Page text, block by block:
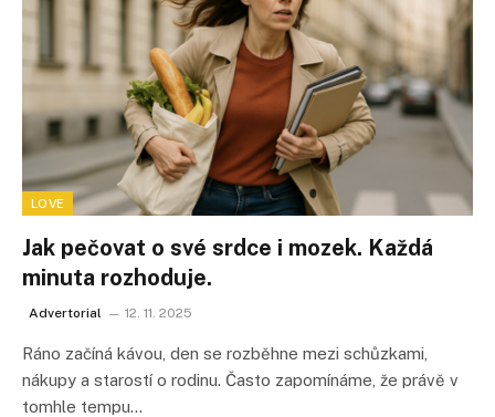
LOVE
Jak pečovat o své srdce i mozek. Každá
minuta rozhoduje.
Advertorial 12. 11. 2025
Ráno začíná kávou, den se rozběhne mezi schůzkami,
nákupy a starostí o rodinu. Často zapomínáme, že právě v
tomhle tempu…